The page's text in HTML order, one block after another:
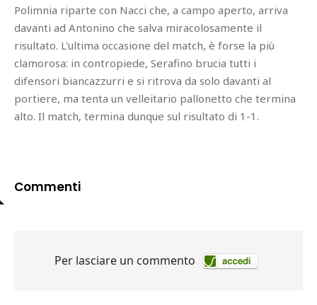
Polimnia riparte con Nacci che, a campo aperto, arriva
davanti ad Antonino che salva miracolosamente il
risultato. L'ultima occasione del match, è forse la più
clamorosa: in contropiede, Serafino brucia tutti i
difensori biancazzurri e si ritrova da solo davanti al
portiere, ma tenta un velleitario pallonetto che termina
alto. Il match, termina dunque sul risultato di 1-1.
Commenti